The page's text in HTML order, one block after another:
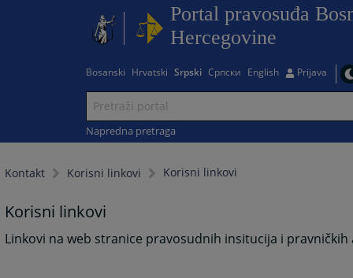
Portal pravosuđa
Hercegovine
Bosanski Hrvatski Srpski Српски English Prijava
Napredna pretraga
Kontakt Korisni linkovi Korisni linkovi
Korisni linkovi
Linkovi na web stranice pravosudnih insitucija i pravničkih